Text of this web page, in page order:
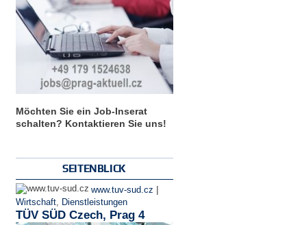
Möchten Sie ein Job-Inserat
schalten? Kontaktieren Sie uns!
SEITENBLICK
www.tuv-sud.cz |
Wirtschaft, Dienstleistungen
TÜV SÜD Czech, Prag 4